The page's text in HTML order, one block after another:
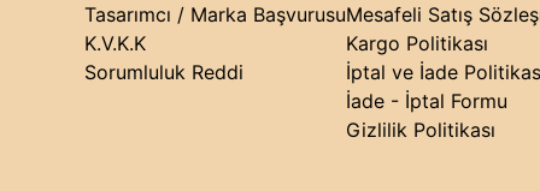
Tasarımcı / Marka Başvurusu
K.V.K.K
Sorumluluk Reddi
Mesafeli Satış
Kargo Politikası
İptal ve İade
İade - İptal Formu
Gizlilik Politikası